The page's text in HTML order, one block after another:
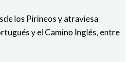
los Pirineos y atraviesa
y el Camino Inglés, entre